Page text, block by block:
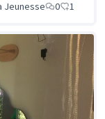
Jeunesse
0 1